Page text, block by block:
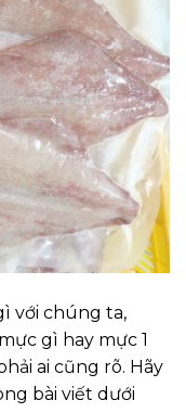
với chúng ta,
gì hay mực 1
ai cũng rõ. Hãy
bài viết dưới